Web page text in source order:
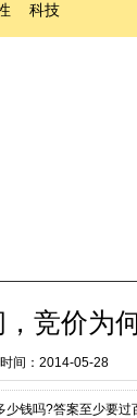
科技
竞价为
间：2014-05-28
钱吗?答案至少要